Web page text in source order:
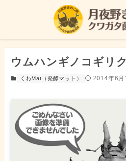
ウムハンギノコギリ
くわMat（発酵マット） 2014年6月